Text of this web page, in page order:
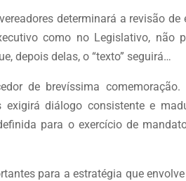
determinará a revisão de
como no Legislativo, não
depois delas, o “texto” seguirá…
de brevíssima comemoração.
exigirá diálogo consistente e
para o exercício de
para a estratégia que